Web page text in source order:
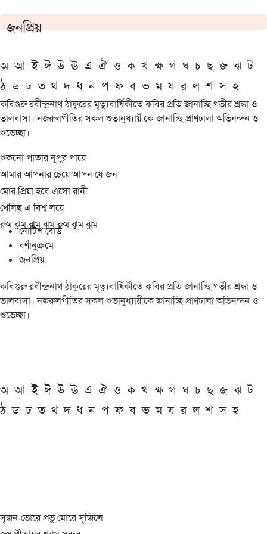
জনপ্রিয়
অ আ ই ঈ উ ঊ এ ঐ ও ক খ ক্ষ গ ঘ চ ছ জ ঝ ট
ঠ ড ঢ ত থ দ ধ ন প ফ ব ভ ম য র ল শ স হ
কবিগুরু রবীন্দ্রনাথ ঠাকুরের মৃত্যুবার্ষিকীতে কবির প্রতি জানাচ্ছি গভীর শ্রদ্ধা ও
ভালবাসা। নজরুলগীতির সকল শুভানুধ্যায়ীকে জানাচ্ছি প্রাণঢালা অভিনন্দন ও
শুভেচ্ছা।
শুকনো পাতার নূপুর পায়ে
আমার আপনার চেয়ে আপন যে জন
মোর প্রিয়া হবে এসো রানী
খেলিছ এ বিশ্ব লয়ে
রুম্ ঝুম্ ঝুম্ ঝুম্ রুম্ ঝুম্ ঝুম্
নোটিশ বোর্ড
বর্ণানুক্রমে
জনপ্রিয়
কবিগুরু রবীন্দ্রনাথ ঠাকুরের মৃত্যুবার্ষিকীতে কবির প্রতি জানাচ্ছি গভীর শ্রদ্ধা ও
ভালবাসা। নজরুলগীতির সকল শুভানুধ্যায়ীকে জানাচ্ছি প্রাণঢালা অভিনন্দন ও
শুভেচ্ছা।
অ আ ই ঈ উ ঊ এ ঐ ও ক খ ক্ষ গ ঘ চ ছ জ ঝ ট
ঠ ড ঢ ত থ দ ধ ন প ফ ব ভ ম য র ল শ স হ
সৃজন-ভোরে প্রভু মোরে সৃজিলে